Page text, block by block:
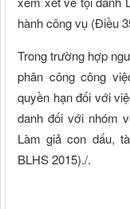
hành công vụ (Điều
Trong trường hợp
phân công công
quyền hạn đối với
danh đối với nhóm
Làm giả con dấu,
BLHS 2015)./.